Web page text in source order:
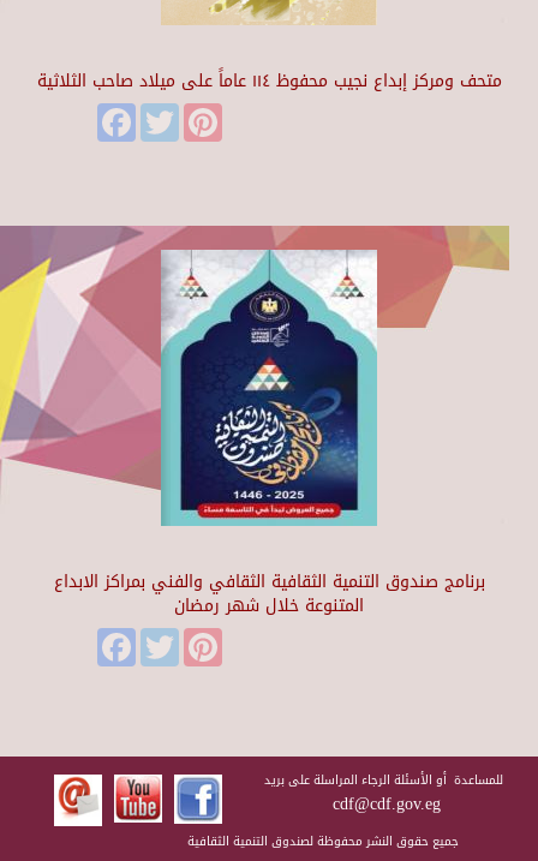
متحف ومركز إبداع نجيب محفوظ ١١٤ عاماً على ميلاد صاحب الثلاثية
FacebookTwitter
برنامج صندوق التنمية الثقافية الثقافي والفني بمراكز الابداع
المتنوعة خلال شهر رمضان
FacebookTwitter
للمساعدة أو الأسئلة الرجاء المراسلة على بريد
cdf@cdf.gov.eg
جميع حقوق النشر محفوظة لصندوق التنمية الثقافية